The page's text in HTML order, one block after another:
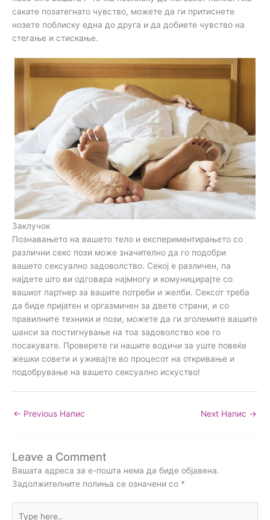
сакате позатегнато чувство, можете да ги притиснете
нозете поблиску една до друга и да добиете чувство на
стегање и стискање.
Заклучок
Познавањето на вашето тело и експериментирањето со
различни секс пози може значително да го подобри
вашето сексуално задоволство. Секој е различен, па
најдете што ви одговара најмногу и комуницирајте со
вашиот партнер за вашите потреби и желби. Сексот треба
да биде пријатен и оргазмичен за двете страни, и со
правилните техники и пози, можете да ги зголемите вашите
шанси за постигнување на тоа задоволство кое го
посакувате. Проверете ги нашите водичи за уште повеќе
жешки совети и уживајте во процесот на откривање и
подобрување на вашето сексуално искуство!
← Previous Напис Next Напис →
Leave a Comment
Вашата адреса за е-пошта нема да биде објавена.
Задолжителните полиња се означени со *